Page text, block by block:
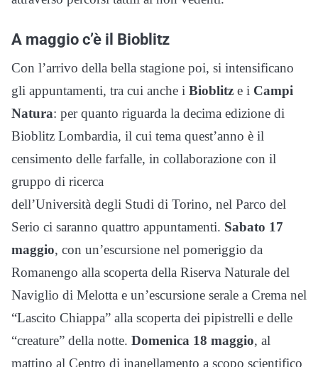
A maggio c’è il Bioblitz
Con l’arrivo della bella stagione poi, si intensificano
gli appuntamenti, tra cui anche i Bioblitz e i Campi
Natura: per quanto riguarda la decima edizione di
Bioblitz Lombardia, il cui tema quest’anno è il
censimento delle farfalle, in collaborazione con il
gruppo di ricerca
dell’Università degli Studi di Torino, nel Parco del
Serio ci saranno quattro appuntamenti. Sabato 17
maggio, con un’escursione nel pomeriggio da
Romanengo alla scoperta della Riserva Naturale del
Naviglio di Melotta e un’escursione serale a Crema nel
“Lascito Chiappa” alla scoperta dei pipistrelli e delle
“creature” della notte. Domenica 18 maggio, al
mattino al Centro di inanellamento a scopo scientifico